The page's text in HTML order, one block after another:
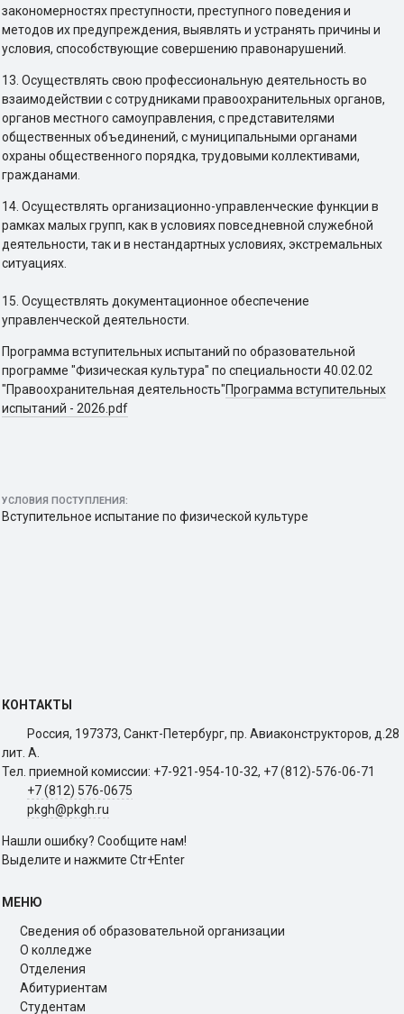
закономерностях преступности, преступного поведения и
методов их предупреждения, выявлять и устранять причины и
условия, способствующие совершению правонарушений.
13. Осуществлять свою профессиональную деятельность во
взаимодействии с сотрудниками правоохранительных органов,
органов местного самоуправления, с представителями
общественных объединений, с муниципальными органами
охраны общественного порядка, трудовыми коллективами,
гражданами.
14. Осуществлять организационно-управленческие функции в
рамках малых групп, как в условиях повседневной служебной
деятельности, так и в нестандартных условиях, экстремальных
ситуациях.
15. Осуществлять документационное обеспечение
управленческой деятельности.
Программа вступительных испытаний по образовательной
программе "Физическая культура" по специальности 40.02.02
"Правоохранительная деятельность"Программа вступительных
испытаний - 2026.pdf
УСЛОВИЯ ПОСТУПЛЕНИЯ:
Вступительное испытание по физической культуре
КОНТАКТЫ
Россия, 197373, Санкт-Петербург, пр. Авиаконструкторов, д.28
лит. A.
Тел. приемной комиссии: +7-921-954-10-32, +7 (812)-576-06-71
+7 (812) 576-0675
pkgh@pkgh.ru
Нашли ошибку? Сообщите нам!
Выделите и нажмите Ctr+Enter
МЕНЮ
Сведения об образовательной организации
О колледже
Отделения
Абитуриентам
Студентам